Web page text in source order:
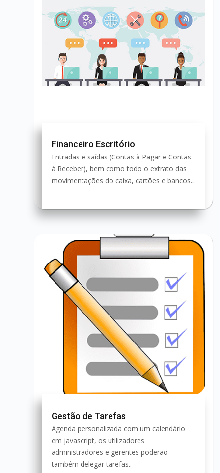
Financeiro Escritório
Entradas e saídas (Contas à Pagar e Contas
à Receber), bem como todo o extrato das
movimentações do caixa, cartões e bancos...
Gestão de Tarefas
Agenda personalizada com um calendário
em javascript, os utilizadores
administradores e gerentes poderão
também delegar tarefas..